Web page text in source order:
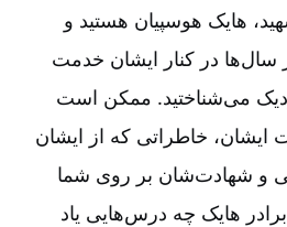
هایک هوسپیان هستید و
سال‌‌ها در کنار ایشان خدمت
می‌‌شناختید. ممکن است
خاطراتی که از ایشان
و شهادت‌‌شان بر روی شما
هایک چه درس‌‌هایی یاد